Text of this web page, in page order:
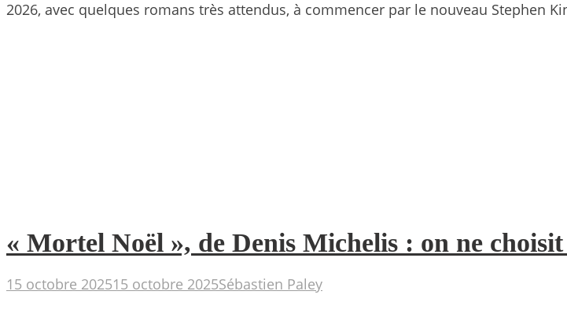
2026, avec quelques romans très attendus, à commencer par le nouveau Stephen
« Mortel Noël », de Denis Michelis : on ne
15 octobre 202515 octobre 2025Sébastien Paley